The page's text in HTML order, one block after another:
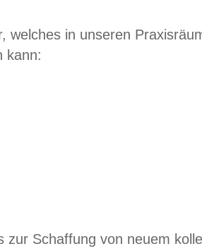
welches in unseren
kann:
zur Schaffung von neuem